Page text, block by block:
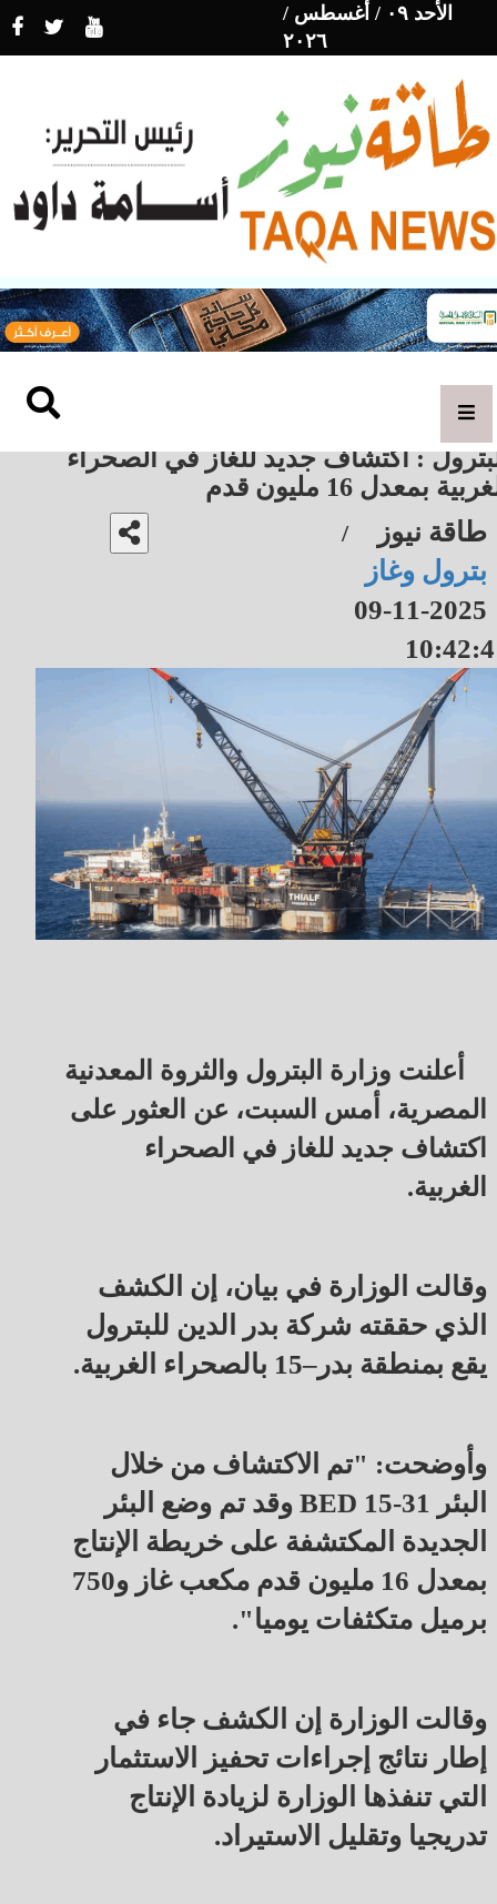
الأحد ٠٩ / أغسطس /
٢٠٢٦
: اكتشاف جديد للغاز في الصحراء
بمعدل 16 مليون قدم
طاقة نيوز /
بترول وغاز
2025-11-09
أعلنت وزارة البترول والثروة المعدنية
المصرية، أمس السبت، عن العثور على
اكتشاف جديد للغاز في الصحراء
الغربية.
وقالت الوزارة في بيان، إن الكشف
الذي حققته شركة بدر الدين للبترول
يقع بمنطقة بدر–15 بالصحراء الغربية.
وأوضحت: "تم الاكتشاف من خلال
البئر BED 15-31 وقد تم وضع البئر
الجديدة المكتشفة على خريطة الإنتاج
بمعدل 16 مليون قدم مكعب غاز و750
برميل متكثفات يوميا".
وقالت الوزارة إن الكشف جاء في
إطار نتائج إجراءات تحفيز الاستثمار
التي تنفذها الوزارة لزيادة الإنتاج
تدريجيا وتقليل الاستيراد.